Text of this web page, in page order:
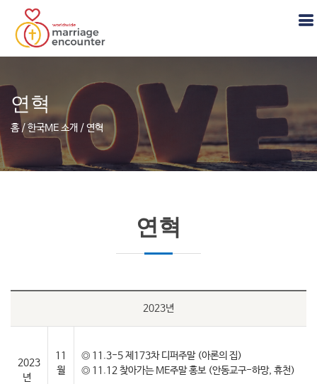
연혁
홈 / 한국ME 소개 / 연혁
연혁
2023년
2023
년
11
월
◎ 11.3-5 제173차 디퍼주말 (아론의 집)
◎ 11.12 찾아가는 ME주말 홍보 (안동교구-하망, 휴천)